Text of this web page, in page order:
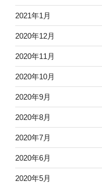
2021年1月
2020年12月
2020年11月
2020年10月
2020年9月
2020年8月
2020年7月
2020年6月
2020年5月